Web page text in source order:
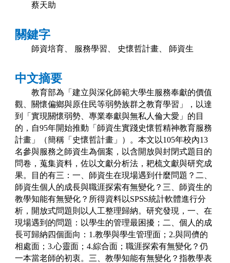
蔡天助
關鍵字
師資培育、 服務學習、 史懷哲計畫、 師資生
中文摘要
教育部為「建立與深化師範大學生服務奉獻的價值
觀、關懷偏鄉與原住民等弱勢族群之教育學習」，以達
到「實現關懷弱勢、專業奉獻與無私人倫大愛」的目
的，自95年開始推動「師資生實踐史懷哲精神教育服務
計畫」（簡稱「史懷哲計畫」）。本文以105年校內13
名參與服務之師資生為個案，以含開放與封閉式題目的
問卷，蒐集資料，佐以文獻分析法，耙梳文獻與研究成
果。目的有三：一、師資生在現場遇到什麼問題？二、
師資生個人的成長與職涯探索有無變化？三、師資生的
教學知能有無變化？所得資料以SPSS統計軟體進行分
析，開放式問題則以人工整理歸納。研究發現，一、在
現場遇到的問題：以學生的管理最困擾；二、個人的成
長可歸納四個面向： 1.教學與學生管理面； 2.與同儕的
相處面；3.心靈面；4.綜合面；職涯探索有無變化？仍
一本當老師的初衷。三、教學知能有無變化？指教學表